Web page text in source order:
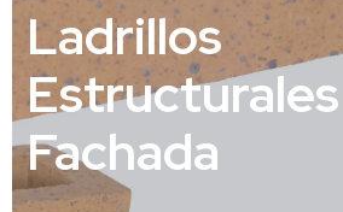
Ladrillos
Fachada